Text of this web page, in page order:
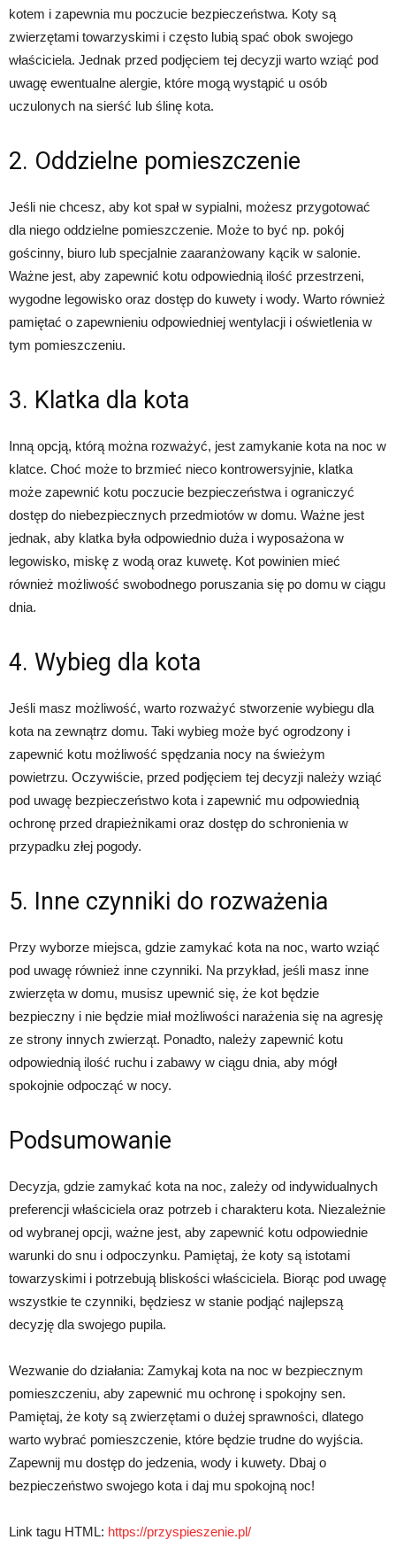
kotem i zapewnia mu poczucie bezpieczeństwa. Koty są
zwierzętami towarzyskimi i często lubią spać obok swojego
właściciela. Jednak przed podjęciem tej decyzji warto wziąć pod
uwagę ewentualne alergie, które mogą wystąpić u osób
uczulonych na sierść lub ślinę kota.
2. Oddzielne pomieszczenie
Jeśli nie chcesz, aby kot spał w sypialni, możesz przygotować
dla niego oddzielne pomieszczenie. Może to być np. pokój
gościnny, biuro lub specjalnie zaaranżowany kącik w salonie.
Ważne jest, aby zapewnić kotu odpowiednią ilość przestrzeni,
wygodne legowisko oraz dostęp do kuwety i wody. Warto również
pamiętać o zapewnieniu odpowiedniej wentylacji i oświetlenia w
tym pomieszczeniu.
3. Klatka dla kota
Inną opcją, którą można rozważyć, jest zamykanie kota na noc w
klatce. Choć może to brzmieć nieco kontrowersyjnie, klatka
może zapewnić kotu poczucie bezpieczeństwa i ograniczyć
dostęp do niebezpiecznych przedmiotów w domu. Ważne jest
jednak, aby klatka była odpowiednio duża i wyposażona w
legowisko, miskę z wodą oraz kuwetę. Kot powinien mieć
również możliwość swobodnego poruszania się po domu w ciągu
dnia.
4. Wybieg dla kota
Jeśli masz możliwość, warto rozważyć stworzenie wybiegu dla
kota na zewnątrz domu. Taki wybieg może być ogrodzony i
zapewnić kotu możliwość spędzania nocy na świeżym
powietrzu. Oczywiście, przed podjęciem tej decyzji należy wziąć
pod uwagę bezpieczeństwo kota i zapewnić mu odpowiednią
ochronę przed drapieżnikami oraz dostęp do schronienia w
przypadku złej pogody.
5. Inne czynniki do rozważenia
Przy wyborze miejsca, gdzie zamykać kota na noc, warto wziąć
pod uwagę również inne czynniki. Na przykład, jeśli masz inne
zwierzęta w domu, musisz upewnić się, że kot będzie
bezpieczny i nie będzie miał możliwości narażenia się na agresję
ze strony innych zwierząt. Ponadto, należy zapewnić kotu
odpowiednią ilość ruchu i zabawy w ciągu dnia, aby mógł
spokojnie odpocząć w nocy.
Podsumowanie
Decyzja, gdzie zamykać kota na noc, zależy od indywidualnych
preferencji właściciela oraz potrzeb i charakteru kota. Niezależnie
od wybranej opcji, ważne jest, aby zapewnić kotu odpowiednie
warunki do snu i odpoczynku. Pamiętaj, że koty są istotami
towarzyskimi i potrzebują bliskości właściciela. Biorąc pod uwagę
wszystkie te czynniki, będziesz w stanie podjąć najlepszą
decyzję dla swojego pupila.
Wezwanie do działania: Zamykaj kota na noc w bezpiecznym
pomieszczeniu, aby zapewnić mu ochronę i spokojny sen.
Pamiętaj, że koty są zwierzętami o dużej sprawności, dlatego
warto wybrać pomieszczenie, które będzie trudne do wyjścia.
Zapewnij mu dostęp do jedzenia, wody i kuwety. Dbaj o
bezpieczeństwo swojego kota i daj mu spokojną noc!
Link tagu HTML: https://przyspieszenie.pl/